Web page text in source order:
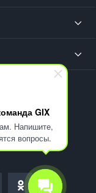
GIX
Напишите,
вопросы.